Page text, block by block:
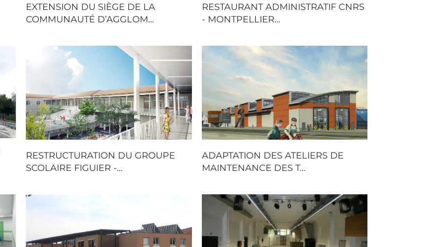
EXTENSION DU SIÈGE DE LA
COMMUNAUTÉ D’AGGLOM…
RESTAURANT ADMINISTRATIF CNRS
- MONTPELLIER…
RESTRUCTURATION DU GROUPE
SCOLAIRE FIGUIER -…
ADAPTATION DES ATELIERS DE
MAINTENANCE DES T…